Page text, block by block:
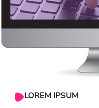
LOREM IPSUM